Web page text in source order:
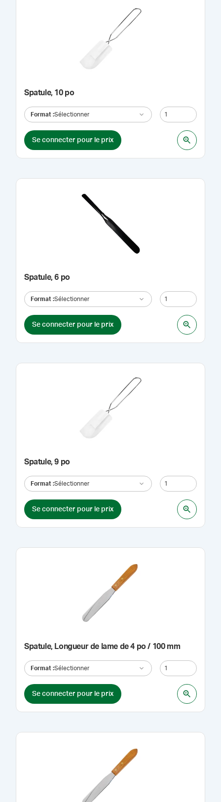
Spatule, 10 po
Format :Sélectionner
Se connecter pour le prix
Spatule, 6 po
Format :Sélectionner
Se connecter pour le prix
Spatule, 9 po
Format :Sélectionner
Se connecter pour le prix
Spatule, Longueur de lame de 4 po / 100 mm
Format :Sélectionner
Se connecter pour le prix